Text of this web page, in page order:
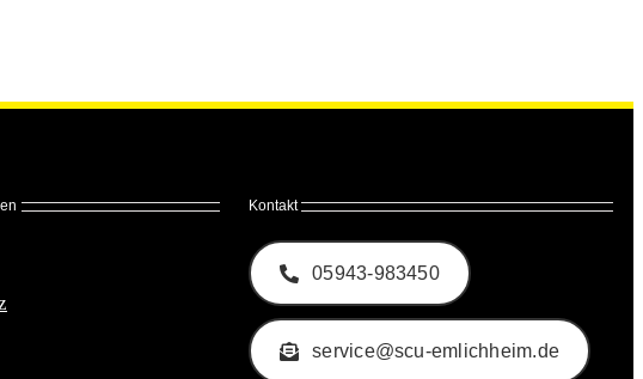
Kontakt
05943-983450
service@scu-emlichheim.de